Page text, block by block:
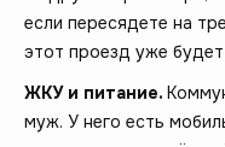
если пересядете на
этот проезд уже
ЖКУ и питание.
муж. У него есть